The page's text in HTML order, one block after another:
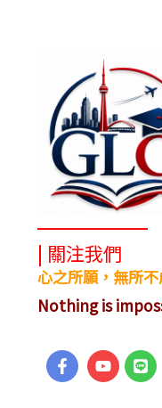
| 關注我們
心之所願，無所不
Nothing is